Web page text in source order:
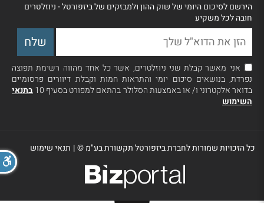
הירשם לסיכום היומי של שוק ההון ולמבזקים של ביזפורטל - ניוזלטרים
חובה לכל משקיע
אני מאשר קבלת שני ניוזלטרים, אשר כל אחד מהווה רשימת תפוצה
נפרדת, בנושאים סיכום יומי והתראות חמות וקבלת דיוורים פרסומיים
בדואר אלקטרוני ו/ או באמצעות הסלולר בהתאם למפורט בסעיף 10
בתנאי
השימוש
כל הזכויות שמורות לחברת ביזפורטל תקשורת בע"מ ©| תנאי שימוש